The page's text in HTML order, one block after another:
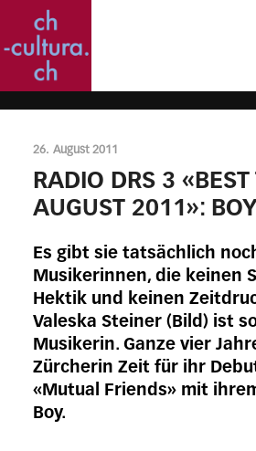
26. August 2011
RADIO DRS 3
AUGUST 2011»: BOY
Es gibt sie tatsächlich
Musikerinnen, die keinen
Hektik und keinen
Valeska Steiner (Bild) ist
Musikerin. Ganze vier
Zürcherin Zeit für ihr
«Mutual Friends» mit
Boy.